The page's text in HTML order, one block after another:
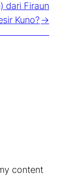
dari Firaun
Kuno?
content